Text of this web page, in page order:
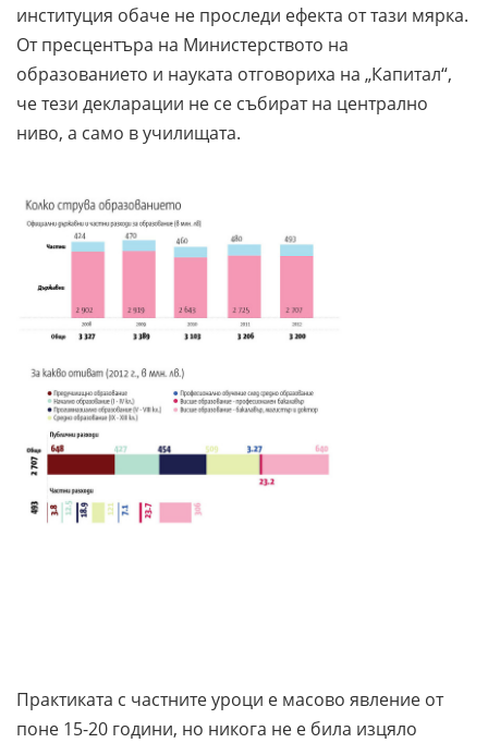
институция обаче не проследи ефекта от тази мярка.
От пресцентъра на Министерството на
образованието и науката отговориха на „Капитал“,
че тези декларации не се събират на централно
ниво, а само в училищата.
Практиката с частните уроци е масово явление от
поне 15-20 години, но никога не е била изцяло